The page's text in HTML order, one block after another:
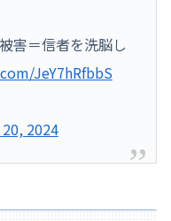
害＝信者を洗脳し
JeY7hRfbbS
20, 2024